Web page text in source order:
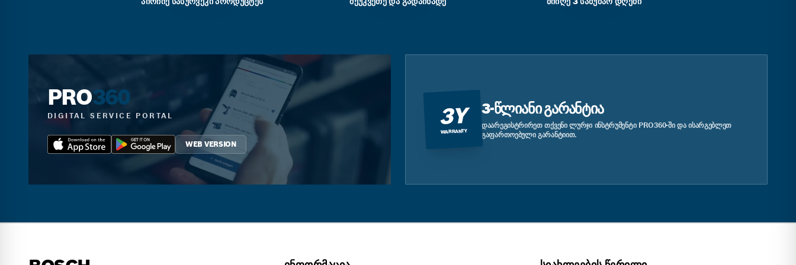
PRO360
DIGITAL SERVICE PORTAL
WEB VERSION
3Y
WARRANTY
3-ᲬᲚᲘᲐᲜᲘ ᲒᲐᲠᲐᲜᲢᲘᲐ
ᲓᲐᲐᲠᲔᲒᲘᲡᲢᲠᲘᲠᲔᲗ ᲗᲥᲕᲔᲜᲘ ᲚᲣᲠᲯᲘ ᲘᲜᲡᲢᲠᲣᲛᲔᲜᲢᲘ PRO360-ᲨᲘ ᲓᲐ ᲘᲡᲐᲠᲒᲔᲑᲚᲔᲗ
ᲒᲐᲤᲐᲠᲗᲝᲔᲑᲣᲚᲘ ᲒᲐᲠᲐᲜᲢᲘᲘᲗ.